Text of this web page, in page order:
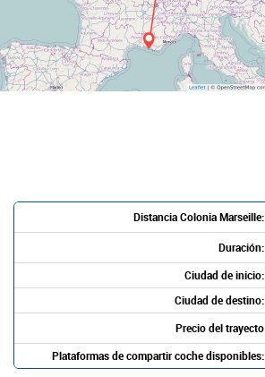
Distancia Colonia Marseille:
Duración:
Ciudad de inicio:
Ciudad de destino:
Precio del trayecto
Plataformas de compartir coche disponibles: